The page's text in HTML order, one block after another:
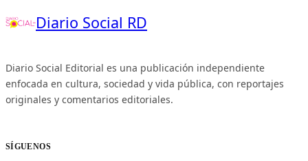
Diario Social RD
Diario Social Editorial es una publicación independiente
enfocada en cultura, sociedad y vida pública, con reportajes
originales y comentarios editoriales.
SÍGUENOS